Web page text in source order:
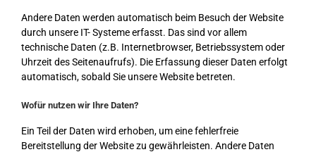
Andere Daten werden automatisch beim Besuch der Website
durch unsere IT- Systeme erfasst. Das sind vor allem
technische Daten (z.B. Internetbrowser, Betriebssystem oder
Uhrzeit des Seitenaufrufs). Die Erfassung dieser Daten erfolgt
automatisch, sobald Sie unsere Website betreten.
Wofür nutzen wir Ihre Daten?
Ein Teil der Daten wird erhoben, um eine fehlerfreie
Bereitstellung der Website zu gewährleisten. Andere Daten